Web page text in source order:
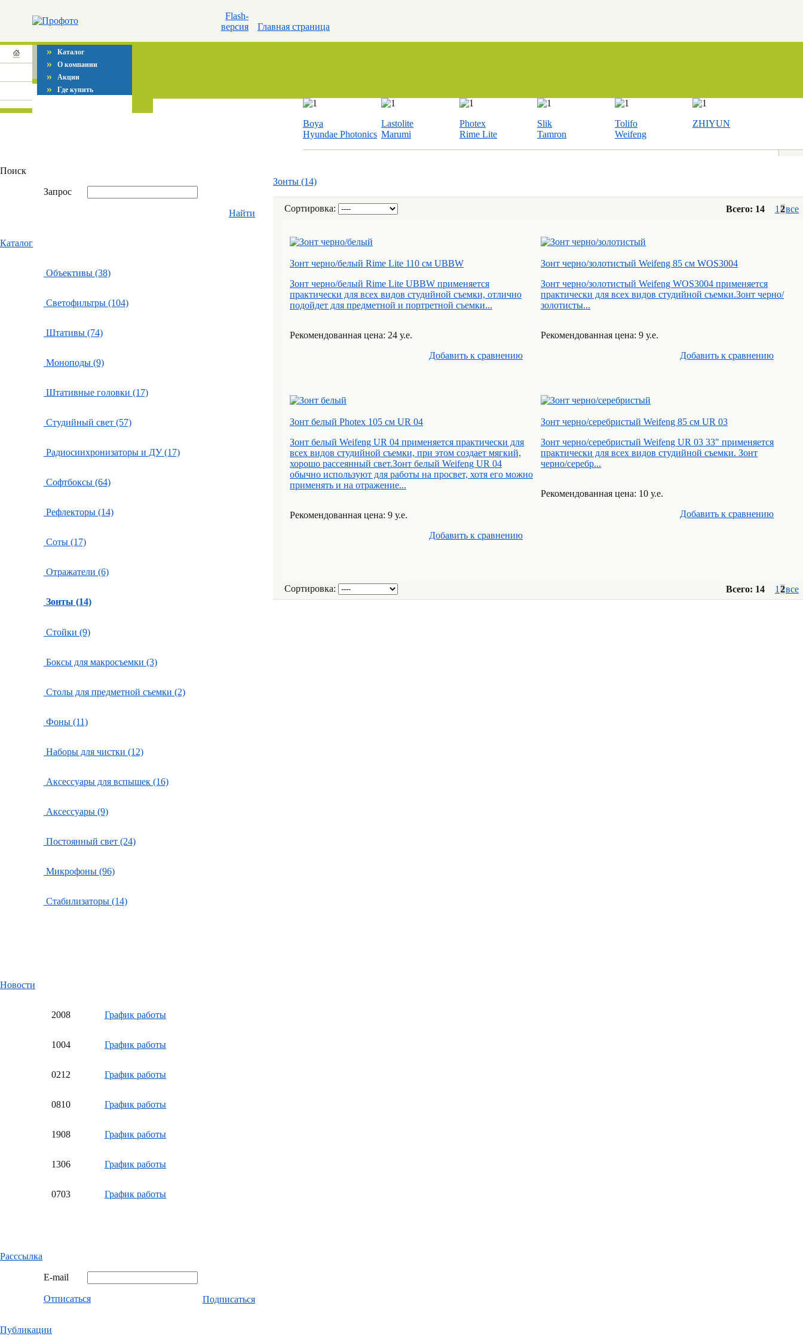
Flash-
версия
Главная страница
» Каталог
» О компании
» Акции
» Где купить
Boya
Hyundae Photonics
Lastolite
Marumi
Photex
Rime Lite
Slik
Tamron
Tolifo
Weifeng
ZHIYUN
Поиск
Запрос
Найти
Каталог
Объективы (38)
Светофильтры (104)
Штативы (74)
Моноподы (9)
Штативные головки (17)
Студийный свет (57)
Радиосинхронизаторы и ДУ (17)
Софтбоксы (64)
Рефлекторы (14)
Соты (17)
Отражатели (6)
Зонты (14)
Стойки (9)
Боксы для макросъемки (3)
Столы для предметной съемки (2)
Фоны (11)
Наборы для чистки (12)
Аксессуары для вспышек (16)
Аксессуары (9)
Постоянный свет (24)
Микрофоны (96)
Стабилизаторы (14)
Новости
2008 График работы
1004 График работы
0212 График работы
0810 График работы
1908 График работы
1306 График работы
0703 График работы
Расссылка
E-mail
Отписаться Подписаться
Публикации
Зонты (14)
Сортировка: Всего: 14 1 2все
Зонт черно/белый Rime Lite 110 см UBBW
Зонт черно/белый Rime Lite UBBW применяется
практически для всех видов студийной съемки, отлично
подойдет для предметной и портретной съемки...
Рекомендованная цена: 24 у.е.
Добавить к cравнению
Зонт черно/золотистый Weifeng 85 см WOS3004
Зонт черно/золотистый Weifeng WOS3004 применяется
практически для всех видов студийной съемки.Зонт черно/
золотисты...
Рекомендованная цена: 9 у.е.
Добавить к cравнению
Зонт белый Photex 105 см UR 04
Зонт белый Weifeng UR 04 применяется практически для
всех видов студийной съемки, при этом создает мягкий,
хорошо рассеянный свет.Зонт белый Weifeng UR 04
обычно используют для работы на просвет, хотя его можно
применять и на отражение...
Рекомендованная цена: 9 у.е.
Добавить к cравнению
Зонт черно/серебристый Weifeng 85 см UR 03
Зонт черно/серебристый Weifeng UR 03 33" применяется
практически для всех видов студийной съемки. Зонт
черно/серебр...
Рекомендованная цена: 10 у.е.
Добавить к cравнению
Сортировка: Всего: 14 1 2все